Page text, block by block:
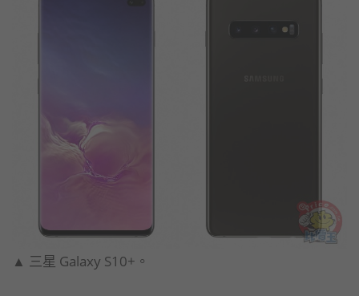
▲ 三星 Galaxy S10+。